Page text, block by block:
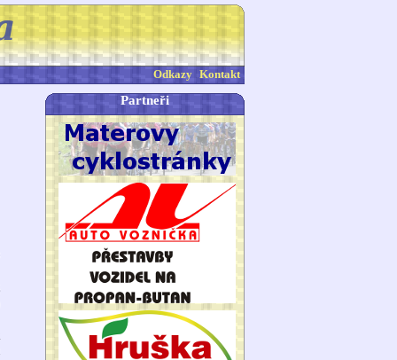
Odkazy Kontakt
Partneři